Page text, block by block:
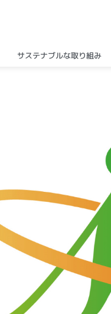
サステナブルな取り組み